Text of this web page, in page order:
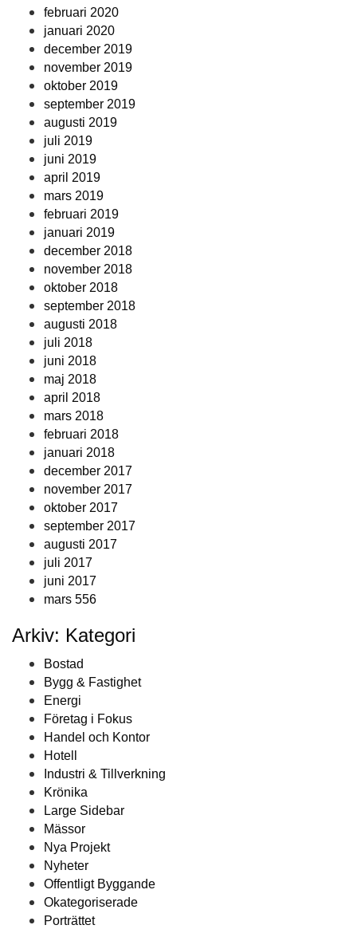
februari 2020
januari 2020
december 2019
november 2019
oktober 2019
september 2019
augusti 2019
juli 2019
juni 2019
april 2019
mars 2019
februari 2019
januari 2019
december 2018
november 2018
oktober 2018
september 2018
augusti 2018
juli 2018
juni 2018
maj 2018
april 2018
mars 2018
februari 2018
januari 2018
december 2017
november 2017
oktober 2017
september 2017
augusti 2017
juli 2017
juni 2017
mars 556
Arkiv: Kategori
Bostad
Bygg & Fastighet
Energi
Företag i Fokus
Handel och Kontor
Hotell
Industri & Tillverkning
Krönika
Large Sidebar
Mässor
Nya Projekt
Nyheter
Offentligt Byggande
Okategoriserade
Porträttet